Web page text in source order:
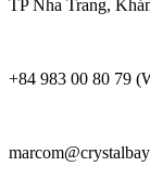
TP Nha Trang,
+84 983 00 80 79